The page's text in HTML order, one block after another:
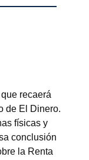
recaerá
de El Dinero.
físicas y
conclusión
la Renta